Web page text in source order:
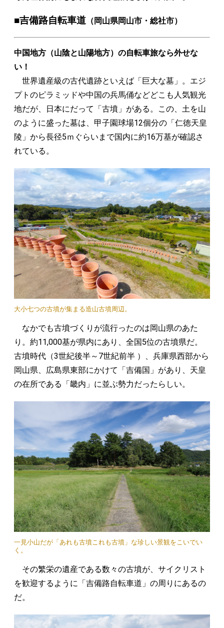
■吉備路自転車道 （岡山県岡山市・総社市）
中国地方（山陰と山陽地方）の自転車旅なら外せな
い！
世界遺産級の古代遺跡といえば「巨大な墓」。エジ
プトのピラミッドや中国の兵馬俑などどこも人気観光
地だが、日本にだって「古墳」がある。この、土を山
のように盛った墓は、甲子園球場12個分の「仁徳天皇
陵」から長径5ｍぐらいまで国内に約16万基が確認さ
れている。
大小七つの古墳が集まる造山古墳周辺。
なかでも古墳づくりが流行ったのは岡山県のあた
り。約11,000基が県内にあり、全国5位の古墳県だ。
古墳時代（3世紀後半～7世紀前半 ）、兵庫県西部から
岡山県、広島県東部にかけて「吉備国」があり、天皇
の在所である「畿内」に並ぶ勢力だったらしい。
一見小山だが「あれも古墳これも古墳」な珍しい景観をこいでい
く。
その繁栄の遺産である数々の古墳が、サイクリスト
を歓迎するように「吉備路自転車道」の周りにあるの
だ。